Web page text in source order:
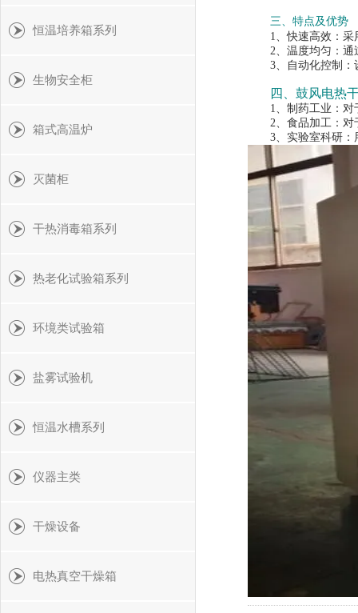
三、特点及优势
1、快速高效：采用
2、温度均匀：通过
3、自动化控制：设
四、鼓风电热
1、制药工业：对于
2、食品加工：对于
3、实验室科研：
恒温培养箱系列
生物安全柜
箱式高温炉
灭菌柜
干热消毒箱系列
热老化试验箱系列
环境类试验箱
盐雾试验机
恒温水槽系列
仪器主类
干燥设备
电热真空干燥箱